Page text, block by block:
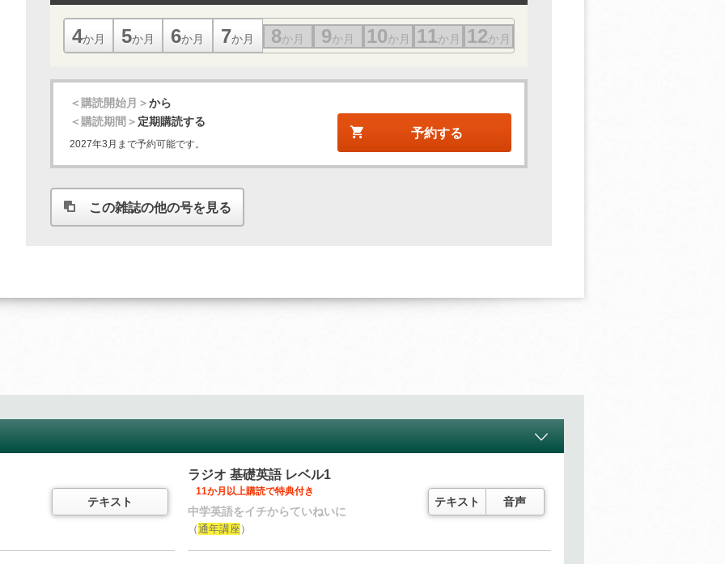
4か月 5か月 6か月 7か月 8か月 9か月 10か月 11か月 12か月
＜購読開始月＞から
＜購読期間＞ 定期購読する
予約する
2027年3月まで予約可能です。
この雑誌の他の号を見る
テキスト
ラジオ 基礎英語 レベル1
11か月以上購読で特典付き
中学英語をイチからていねいに
（通年講座 ）
テキスト 音声